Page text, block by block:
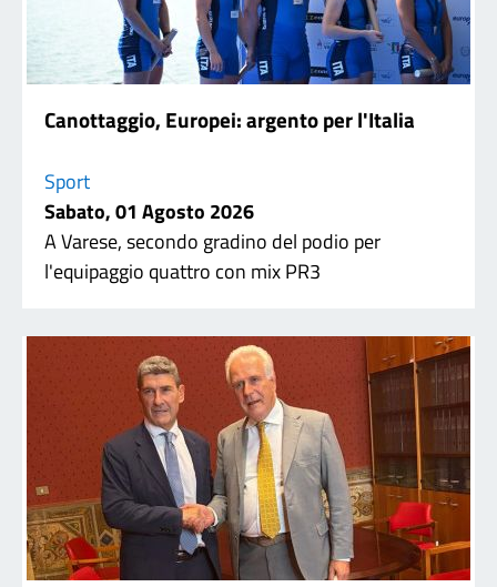
Canottaggio, Europei: argento per l'Italia
Sport
Sabato, 01 Agosto 2026
A Varese, secondo gradino del podio per
l'equipaggio quattro con mix PR3